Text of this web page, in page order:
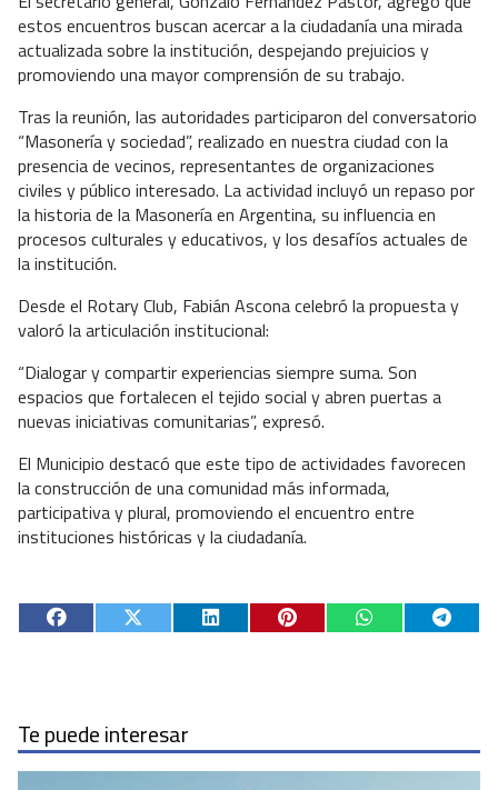
estos encuentros buscan acercar a la ciudadanía una mirada
actualizada sobre la institución, despejando prejuicios y
promoviendo una mayor comprensión de su trabajo.
Tras la reunión, las autoridades participaron del conversatorio
“Masonería y sociedad”, realizado en nuestra ciudad con la
presencia de vecinos, representantes de organizaciones
civiles y público interesado. La actividad incluyó un repaso por
la historia de la Masonería en Argentina, su influencia en
procesos culturales y educativos, y los desafíos actuales de
la institución.
Desde el Rotary Club, Fabián Ascona celebró la propuesta y
valoró la articulación institucional:
“Dialogar y compartir experiencias siempre suma. Son
espacios que fortalecen el tejido social y abren puertas a
nuevas iniciativas comunitarias”, expresó.
El Municipio destacó que este tipo de actividades favorecen
la construcción de una comunidad más informada,
participativa y plural, promoviendo el encuentro entre
instituciones históricas y la ciudadanía.
Te puede interesar